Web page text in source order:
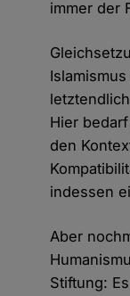
immer der
Hier
den
indessen
Aber
Stiftung: